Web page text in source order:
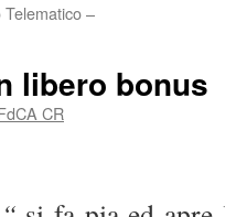
–
libero bonus
CR